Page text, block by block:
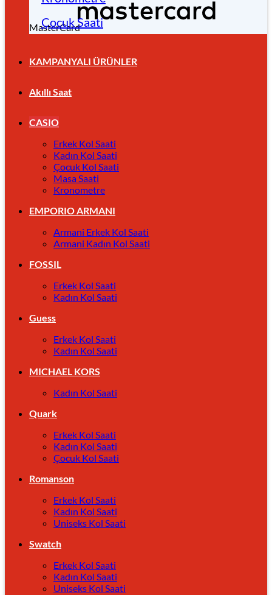
MasterCard
Çocuk Saati
KAMPANYALI ÜRÜNLER
Akıllı Saat
CASIO
Erkek Kol Saati
Kadın Kol Saati
Çocuk Kol Saati
Masa Saati
Kronometre
EMPORIO ARMANI
Armani Erkek Kol Saati
Armani Kadın Kol Saati
FOSSIL
Erkek Kol Saati
Kadın Kol Saati
Guess
Erkek Kol Saati
Kadın Kol Saati
MICHAEL KORS
Kadın Kol Saati
Quark
Erkek Kol Saati
Kadın Kol Saati
Çocuk Kol Saati
Romanson
Erkek Kol Saati
Kadın Kol Saati
Uniseks Kol Saati
Swatch
Erkek Kol Saati
Kadın Kol Saati
Uniseks Kol Saati